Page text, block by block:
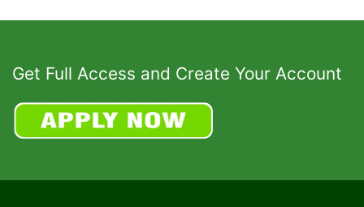
Get Full Access and Create Your Account